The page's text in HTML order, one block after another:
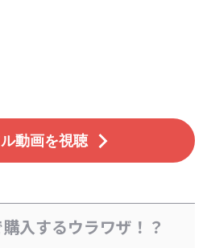
動画を視聴
入するウラワザ！？